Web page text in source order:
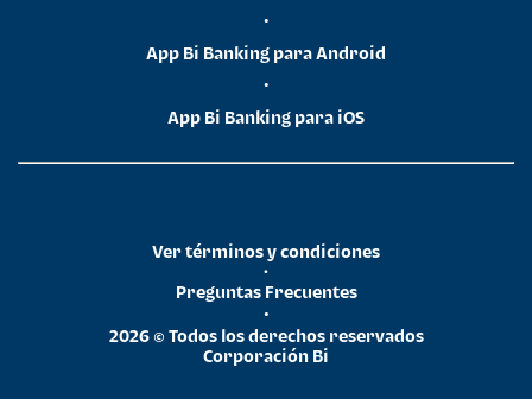
•
App Bi Banking para Android
•
App Bi Banking para iOS
2026 © Todos los derechos reservados
Corporación Bi
•
Preguntas Frecuentes
•
Ver términos y condiciones